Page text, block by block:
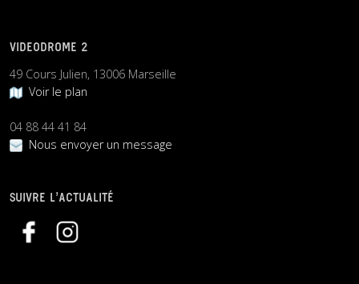
VIDEODROME 2
49 Cours Julien, 13006 Marseille
Voir le plan
04 88 44 41 84
Nous envoyer un message
SUIVRE L’ACTUALITÉ